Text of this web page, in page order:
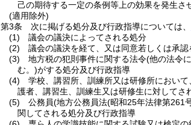
己の期待する一定の条例等上の効果を発生
(適用除外)
第3条
次に掲げる処分及び行政指導については、
(1)
議会の議決によってされる処分
(2)
議会の議決を経て、又は同意若しくは承
(3)
地方税の犯則事件に関する法令(他の法令
む。)がする処分及び行政指導
(4)
学校、講習所、訓練所又は研修所におい
護者、講習生、訓練生又は研修生に対してさ
(5)
公務員(地方公務員法(昭和25年法律第261
関してされる処分及び行政指導